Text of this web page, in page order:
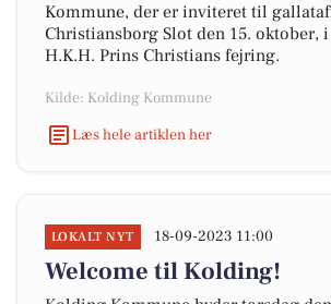
Kommune, der er inviteret til
Christiansborg Slot den 15. oktober,
H.K.H. Prins Christians fejring.
Kilde: Kolding Kommune
Læs hele artiklen her
LOKALT NYT 18-09-2023 11:00
Welcome til Kolding!